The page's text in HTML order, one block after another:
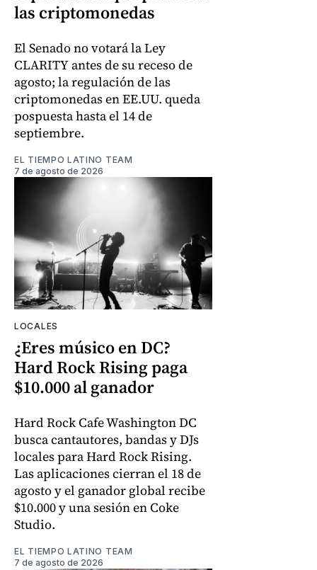
las criptomonedas
El Senado no votará la Ley
CLARITY antes de su receso de
agosto; la regulación de las
criptomonedas en EE.UU. queda
pospuesta hasta el 14 de
septiembre.
EL TIEMPO LATINO TEAM
7 de agosto de 2026
LOCALES
¿Eres músico en DC?
Hard Rock Rising paga
$10.000 al ganador
Hard Rock Cafe Washington DC
busca cantautores, bandas y DJs
locales para Hard Rock Rising.
Las aplicaciones cierran el 18 de
agosto y el ganador global recibe
$10.000 y una sesión en Coke
Studio.
EL TIEMPO LATINO TEAM
7 de agosto de 2026